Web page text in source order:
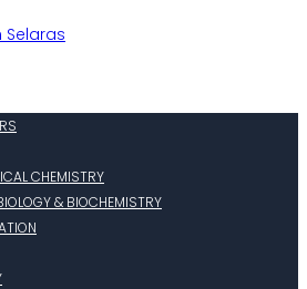
CHEMISTRY
& BIOCHEMISTRY